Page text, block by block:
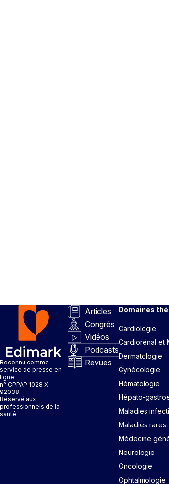
Reconnu comme
service de presse en
ligne.
n° CPPAP 1028 X
92038.
Réservé aux
professionnels de la
santé.
Articles
Congrès
Vidéos
Podcasts
Revues
Domaines
Cardiologie
Cardiorénal et
Dermatologie
Gynécologie
Hématologie
Hépato-
Maladies
Maladies rares
Médecine
Neurologie
Oncologie
Ophtalmologie